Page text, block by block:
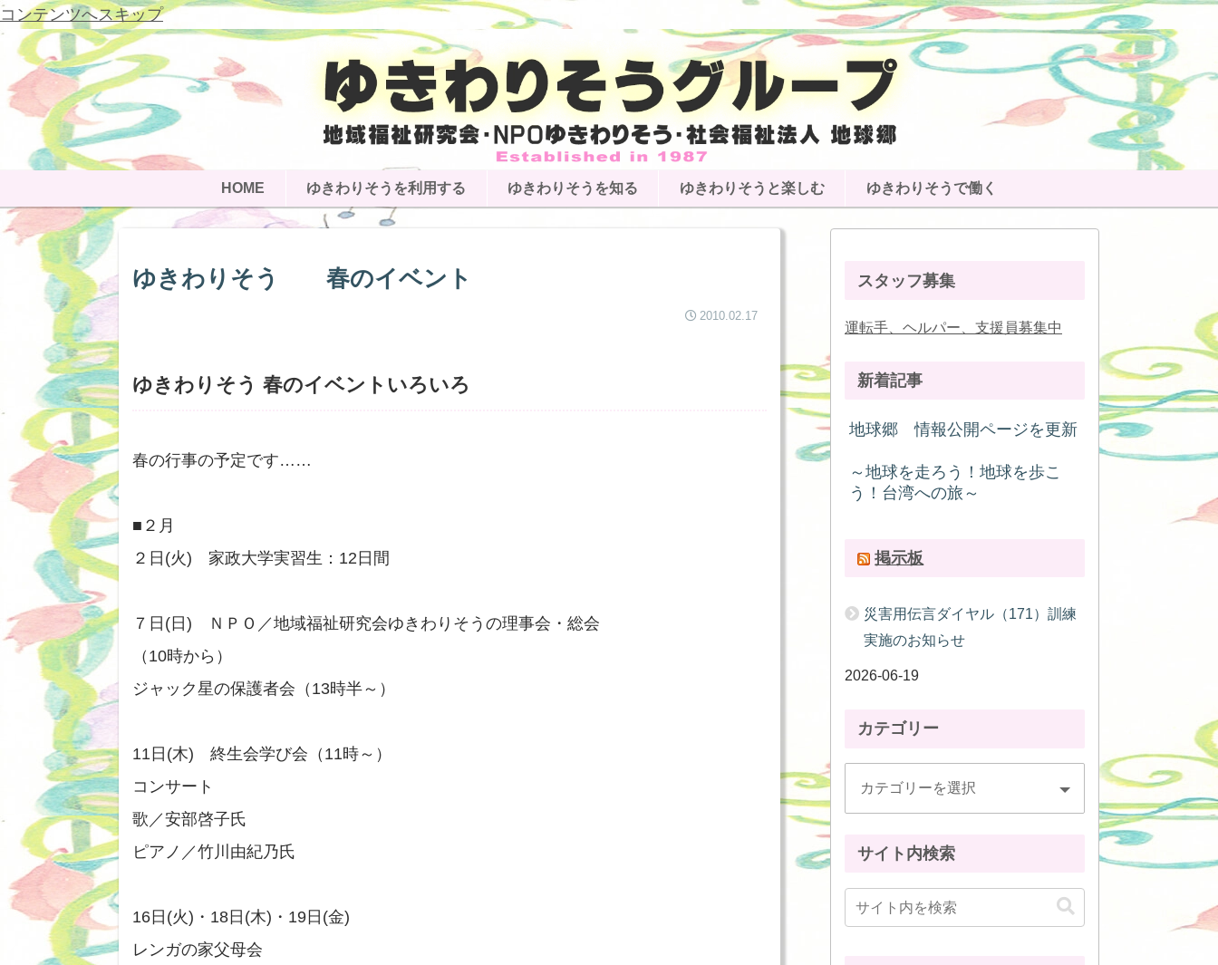
コンテンツへスキップ
HOME ゆきわりそうを利用する ゆきわりそうを知る ゆきわりそうと楽しむ ゆきわりそうで働く
ゆきわりそう 春のイベント
2010.02.17
ゆきわりそう 春のイベントいろいろ
春の行事の予定です……
■２月
２日(火) 家政大学実習生：12日間
７日(日) ＮＰＯ／地域福祉研究会ゆきわりそうの理事会・総会
（10時から）
ジャック星の保護者会（13時半～）
11日(木) 終生会学び会（11時～）
コンサート
歌／安部啓子氏
ピアノ／竹川由紀乃氏
16日(火)・18日(木)・19日(金)
レンガの家父母会
スタッフ募集
運転手、ヘルパー、支援員募集中
新着記事
地球郷 情報公開ページを更新
～地球を走ろう！地球を歩こ
う！台湾への旅～
掲示板
災害用伝言ダイヤル（171）訓練
実施のお知らせ
2026-06-19
カテゴリー
サイト内検索